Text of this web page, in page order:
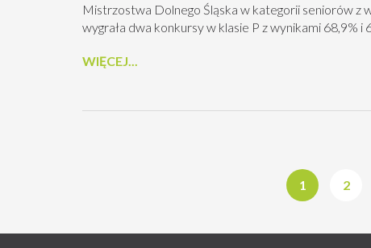
Mistrzostwa Dolnego Śląska w kategorii seniorów z
wygrała dwa konkursy w klasie P z wynikami 68,9%
WIĘCEJ...
1 2